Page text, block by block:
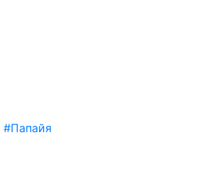
#Папайя